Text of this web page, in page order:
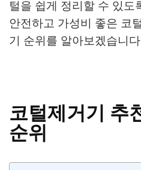
털을 쉽게 정리할 수 있도
안전하고 가성비 좋은 코
기 순위를 알아보겠습니
코털제거기 추
순위